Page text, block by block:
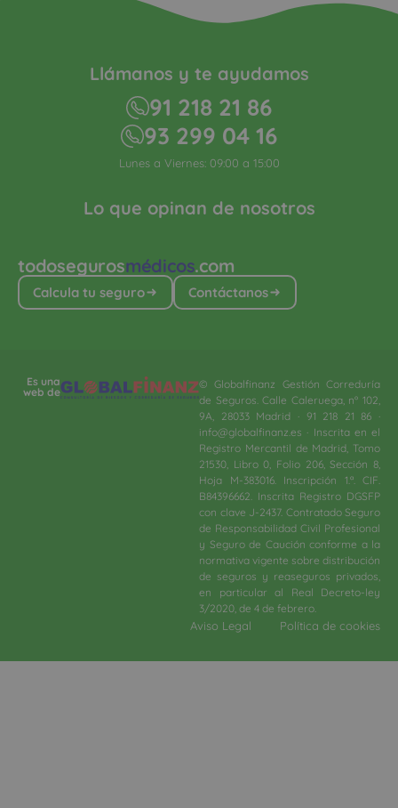
todosegurosmédicos.com
Calcula tu seguro Contáctanos
Lo que opinan de nosotros
Llámanos y te ayudamos
91 218 21 86
93 299 04 16
Lunes a Viernes: 09:00 a 15:00
Es una
web de
© Globalfinanz Gestión Correduría
de Seguros. Calle Caleruega, nº 102,
9A, 28033 Madrid · 91 218 21 86 ·
info@globalfinanz.es · Inscrita en el
Registro Mercantil de Madrid, Tomo
21530, Libro 0, Folio 206, Sección 8,
Hoja M-383016. Inscripción 1.ª. CIF.
B84396662. Inscrita Registro DGSFP
con clave J-2437. Contratado Seguro
de Responsabilidad Civil Profesional
y Seguro de Caución conforme a la
normativa vigente sobre distribución
de seguros y reaseguros privados,
en particular al Real Decreto-ley
3/2020, de 4 de febrero.​
Aviso Legal Política de cookies